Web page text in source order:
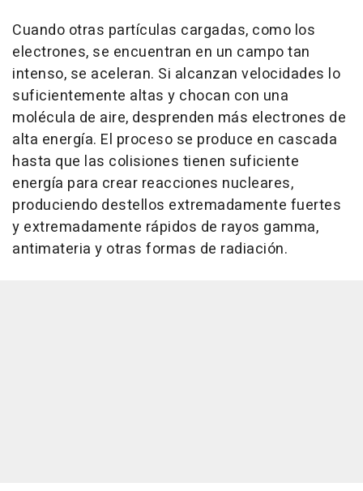
Cuando otras partículas cargadas, como los
electrones, se encuentran en un campo tan
intenso, se aceleran. Si alcanzan velocidades lo
suficientemente altas y chocan con una
molécula de aire, desprenden más electrones de
alta energía. El proceso se produce en cascada
hasta que las colisiones tienen suficiente
energía para crear reacciones nucleares,
produciendo destellos extremadamente fuertes
y extremadamente rápidos de rayos gamma,
antimateria y otras formas de radiación.